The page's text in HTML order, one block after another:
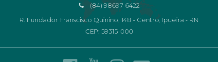
(84) 98697-6422
R. Fundador Franscisco Quinino, 148 - Centro, Ipueira - RN
CEP: 59315-000